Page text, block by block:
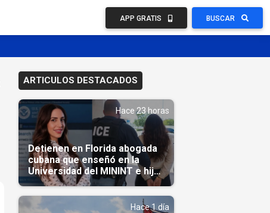
APP GRATIS BUSCAR
ARTICULOS DESTACADOS
Hace 23 horas
Detienen en Florida abogada
cubana que enseñó en la
Universidad del MININT e hija
de diplomático cubano
Hace 1 día